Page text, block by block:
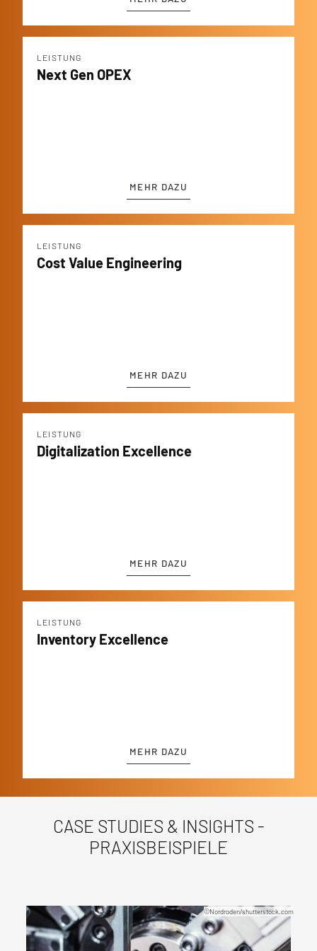
LEISTUNG
Next Gen OPEX
MEHR DAZU
LEISTUNG
Cost Value Engineering
MEHR DAZU
LEISTUNG
Digitalization Excellence
MEHR DAZU
LEISTUNG
Inventory Excellence
MEHR DAZU
CASE STUDIES & INSIGHTS -
PRAXISBEISPIELE
©Nordroden/shutterstock.com